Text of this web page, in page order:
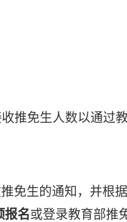
推免生人数以通过
免生的通知，并根
报名或登录教育部推